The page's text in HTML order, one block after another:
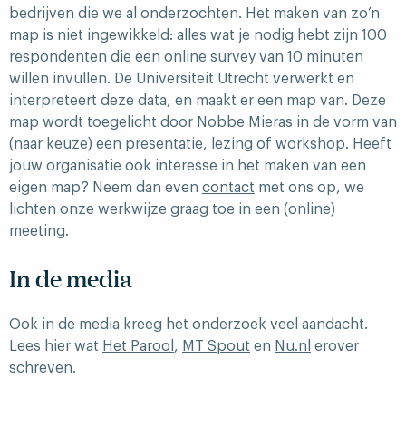
bedrijven die we al onderzochten. Het maken van zo’n
map is niet ingewikkeld: alles wat je nodig hebt zijn 100
respondenten die een online survey van 10 minuten
willen invullen. De Universiteit Utrecht verwerkt en
interpreteert deze data, en maakt er een map van. Deze
map wordt toegelicht door Nobbe Mieras in de vorm van
(naar keuze) een presentatie, lezing of workshop. Heeft
jouw organisatie ook interesse in het maken van een
eigen map? Neem dan even contact met ons op, we
lichten onze werkwijze graag toe in een (online)
meeting.
In de media
Ook in de media kreeg het onderzoek veel aandacht.
Lees hier wat Het Parool , MT Spout en Nu.nl erover
schreven.